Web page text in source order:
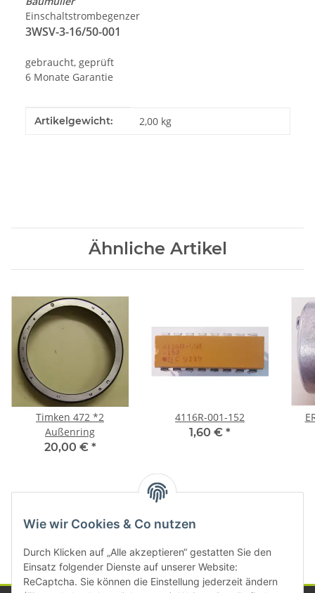
Wie wir Cookies & Co nutzen
Durch Klicken auf „Alle akzeptieren“ gestatten Sie den
Einsatz folgender Dienste auf unserer Website:
ReCaptcha. Sie können die Einstellung jederzeit ändern
Einschaltstrombegenzer
3WSV-3-16/50-001
gebraucht, geprüft
6 Monate Garantie
Produkteigenschaft
Wert
Artikelgewicht: 2,00 kg
Ähnliche Artikel
Timken 472 *2
Außenring
20,00 € *
4116R-001-152
1,60 € *
Kategorien